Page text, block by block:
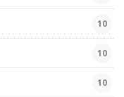
10
10
10